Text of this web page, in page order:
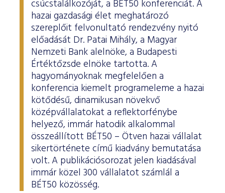
csúcstalálkozóját, a BÉT50 konferenciát. A
hazai gazdasági élet meghatározó
szereplőit felvonultató rendezvény nyitó
előadását Dr. Patai Mihály, a Magyar
Nemzeti Bank alelnöke, a Budapesti
Értéktőzsde elnöke tartotta. A
hagyományoknak megfelelően a
konferencia kiemelt programeleme a hazai
kötődésű, dinamikusan növekvő
középvállalatokat a reflektorfénybe
helyező, immár hatodik alkalommal
összeállított BÉT50 – Ötven hazai vállalat
sikertörténete című kiadvány bemutatása
volt. A publikációsorozat jelen kiadásával
immár közel 300 vállalatot számlál a
BÉT50 közösség.